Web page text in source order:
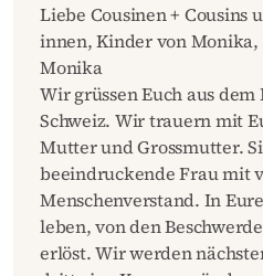
Liebe Cousinen + Cousins
innen, Kinder von
Monika
Wir grüssen Euch aus
Schweiz. Wir trauern mit
Mutter und Grossmutter.
beeindruckende Frau mit
Menschenverstand. In
leben, von den
erlöst. Wir werden